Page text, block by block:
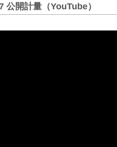
開計量（YouTube）